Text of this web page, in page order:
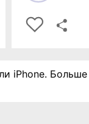
iPhone. Больше